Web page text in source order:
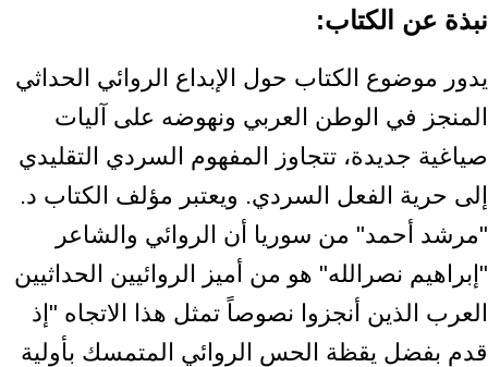
نبذة عن الكتاب:
يدور موضوع الكتاب حول الإبداع الروائي الحداثي
المنجز في الوطن العربي ونهوضه على آليات
صياغية جديدة، تتجاوز المفهوم السردي التقليدي
إلى حرية الفعل السردي. ويعتبر مؤلف الكتاب د.
"مرشد أحمد" من سوريا أن الروائي والشاعر
"إبراهيم نصرالله" هو من أميز الروائيين الحداثيين
العرب الذين أنجزوا نصوصاً تمثل هذا الاتجاه "إذ
قدم بفضل يقظة الحس الروائي المتمسك بأولية